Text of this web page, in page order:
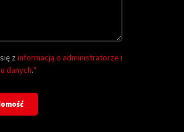
z informacją o administratorze i
danych.*